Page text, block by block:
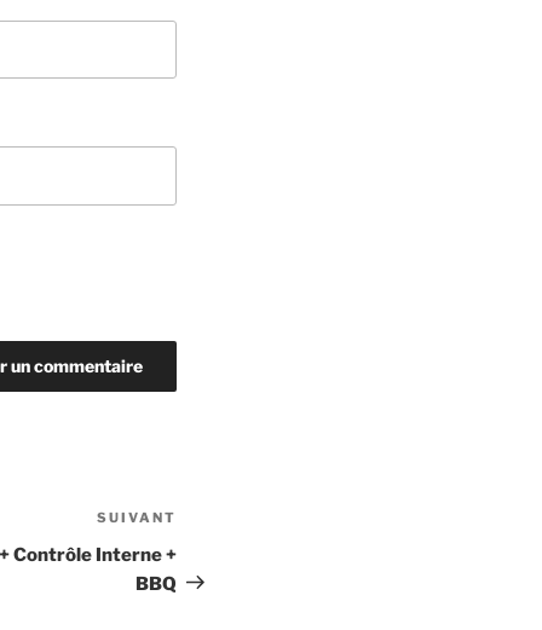
suivant
SUIVANT
Contrôle Interne +
BBQ